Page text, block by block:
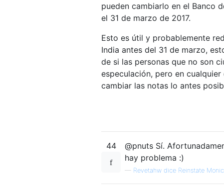
pueden cambiarlo en el Banco
el 31 de marzo de 2017.
Esto es útil y probablemente
India antes del 31 de marzo,
de si las personas que no son
especulación, pero en
cambiar las notas lo antes
44
@pnuts Sí.
hay problema :)
— Revetahw dice Reinstate